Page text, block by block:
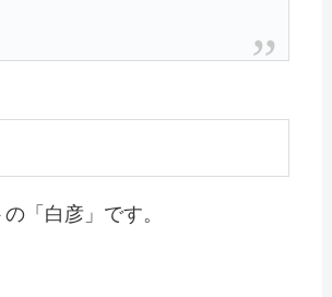
「白彦」です。